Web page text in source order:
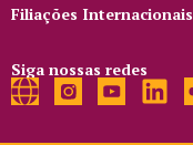
Filiações Internacionais
Siga nossas redes